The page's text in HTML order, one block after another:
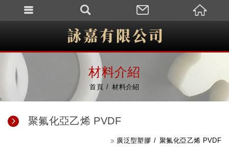
材料介紹
首頁 材料介紹
聚氟化亞乙烯 PVDF
廣泛型塑膠 聚氟化亞乙烯 PVDF